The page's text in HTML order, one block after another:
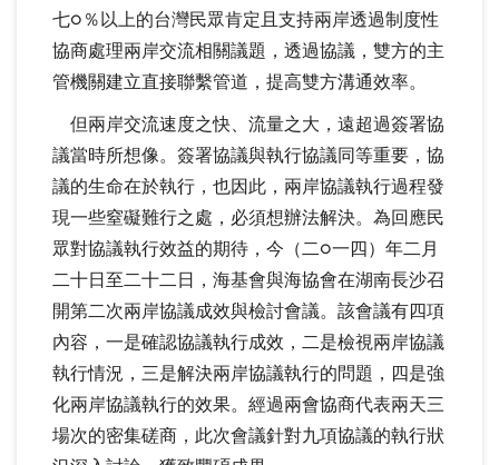
七○％以上的台灣民眾肯定且支持兩岸透過制度性
協商處理兩岸交流相關議題，透過協議，雙方的主
管機關建立直接聯繫管道，提高雙方溝通效率。
但兩岸交流速度之快、流量之大，遠超過簽署協
議當時所想像。簽署協議與執行協議同等重要，協
議的生命在於執行，也因此，兩岸協議執行過程發
現一些窒礙難行之處，必須想辦法解決。為回應民
眾對協議執行效益的期待，今（二○一四）年二月
二十日至二十二日，海基會與海協會在湖南長沙召
開第二次兩岸協議成效與檢討會議。該會議有四項
內容，一是確認協議執行成效，二是檢視兩岸協議
執行情況，三是解決兩岸協議執行的問題，四是強
化兩岸協議執行的效果。經過兩會協商代表兩天三
場次的密集磋商，此次會議針對九項協議的執行狀